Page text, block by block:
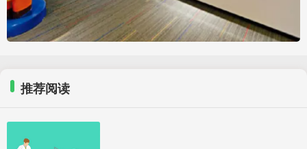
推荐阅读